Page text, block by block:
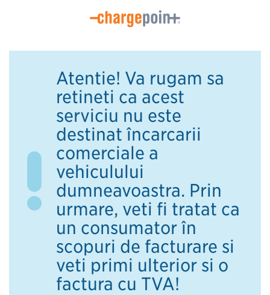
Atenție! Vă rugăm să
rețineți că acest
serviciu nu este
destinat încărcării
comerciale a
vehiculului
dumneavoastră. Prin
urmare, veți fi tratat ca
un consumator în
scopuri de facturare și
veți primi ulterior și o
factură cu TVA!